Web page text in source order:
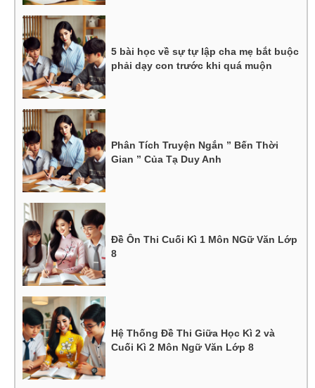
5 bài học về sự tự lập cha mẹ bắt buộc
phải dạy con trước khi quá muộn
Phân Tích Truyện Ngắn ” Bến Thời
Gian ” Của Tạ Duy Anh
Đề Ôn Thi Cuối Kì 1 Môn NGữ Văn Lớp
8
Hệ Thống Đề Thi Giữa Học Kì 2 và
Cuối Kì 2 Môn Ngữ Văn Lớp 8